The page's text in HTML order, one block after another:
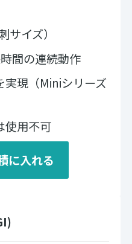
イズ）
間の連続動作
現（Miniシリーズ
使用不可
に入れる